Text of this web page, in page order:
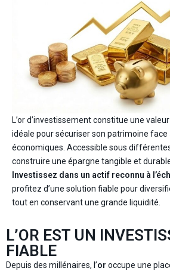
L’or d’investissement constitue une
idéale pour sécuriser son patrimoine
économiques. Accessible sous
construire une épargne tangible et
Investissez dans un actif reconnu à
profitez d’une solution fiable pour
tout en conservant une grande liquidité.
L’OR EST UN
FIABLE
Depuis des millénaires, l’or occupe une